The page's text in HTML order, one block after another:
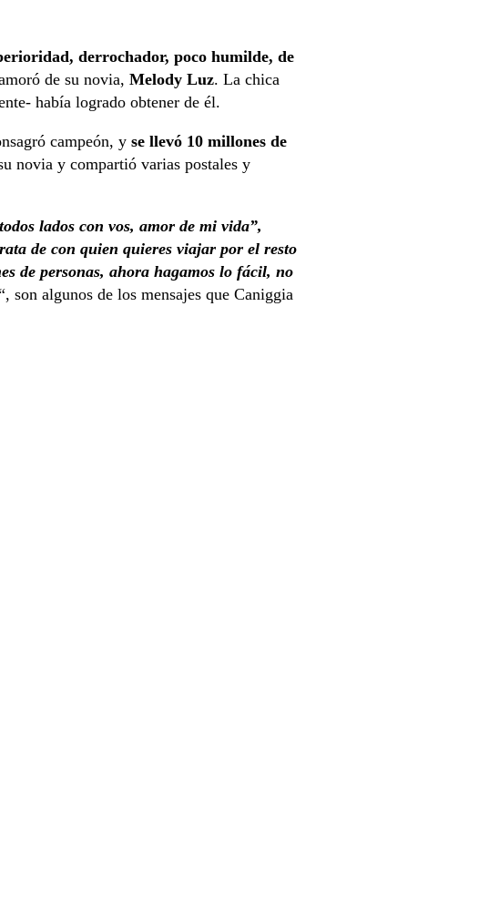
derrochador, poco humilde, de
de su novia, Melody Luz. La chica
había logrado obtener de él.
campeón, y se llevó 10 millones de
novia y compartió varias postales y
lados con vos, amor de mi vida”,
de con quien quieres viajar por el resto
de personas, ahora hagamos lo fácil, no
son algunos de los mensajes que Caniggia